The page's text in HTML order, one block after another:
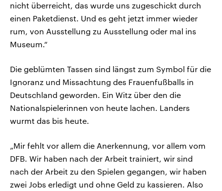
nicht überreicht, das wurde uns zugeschickt durch
einen Paketdienst. Und es geht jetzt immer wieder
rum, von Ausstellung zu Ausstellung oder mal ins
Museum.“
Die geblümten Tassen sind längst zum Symbol für die
Ignoranz und Missachtung des Frauenfußballs in
Deutschland geworden. Ein Witz über den die
Nationalspielerinnen von heute lachen. Landers
wurmt das bis heute.
„Mir fehlt vor allem die Anerkennung, vor allem vom
DFB. Wir haben nach der Arbeit trainiert, wir sind
nach der Arbeit zu den Spielen gegangen, wir haben
zwei Jobs erledigt und ohne Geld zu kassieren. Also